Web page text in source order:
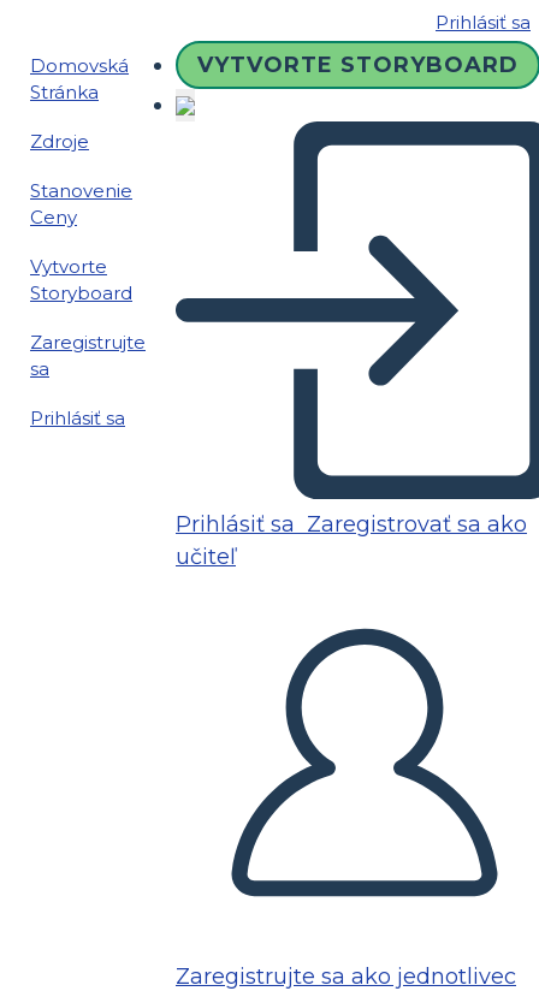
Prihlásiť sa
Domovská
Stránka
Zdroje
Stanovenie
Ceny
Vytvorte
Storyboard
Zaregistrujte
sa
Prihlásiť sa
VYTVORTE STORYBOARD
Prihlásiť sa Zaregistrovať sa ako
učiteľ
Zaregistrujte sa ako jednotlivec